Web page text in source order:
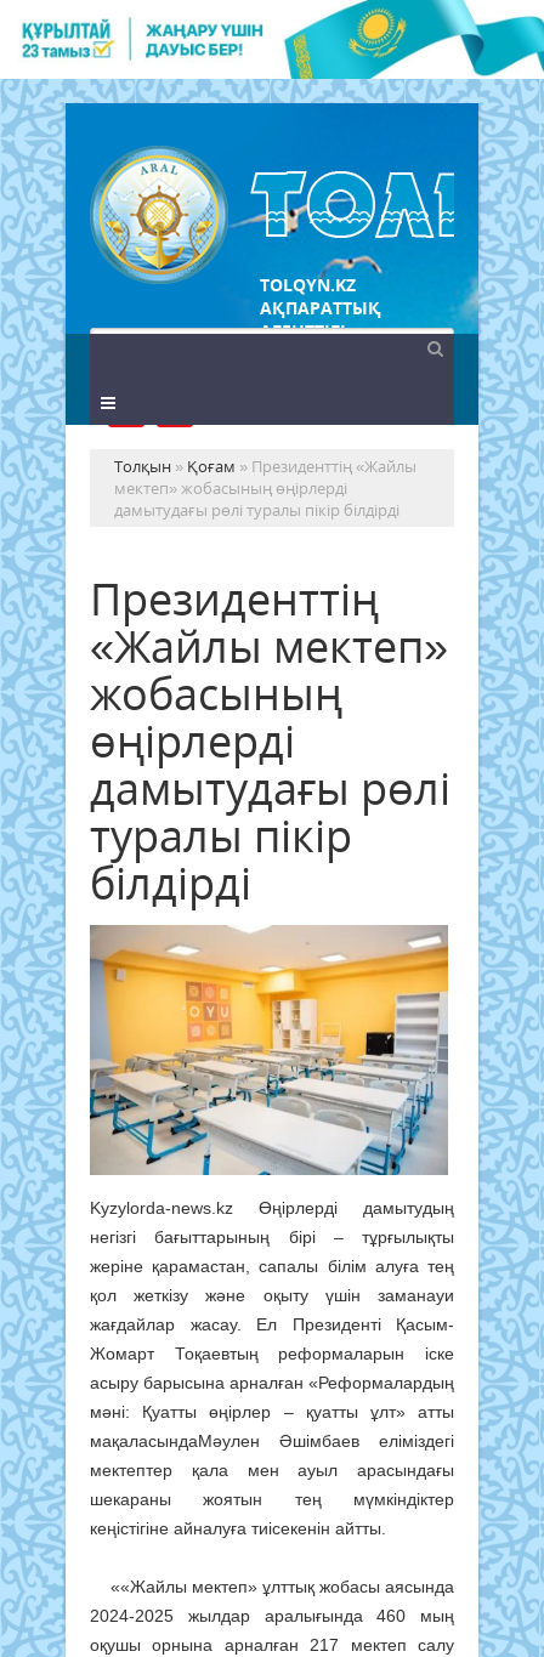
TOLQYN.KZ
АҚПАРАТТЫҚ
АГЕНТТІГІ
Толқын » Қоғам » Президенттің «Жайлы
мектеп» жобасының өңірлерді
дамытудағы рөлі туралы пікір білдірді
Президенттің
«Жайлы мектеп»
жобасының
өңірлерді
дамытудағы рөлі
туралы пікір
білдірді
Kyzylorda-news.kz Өңірлерді дамытудың
негізгі бағыттарының бірі – тұрғылықты
жеріне қарамастан, сапалы білім алуға тең
қол жеткізу және оқыту үшін заманауи
жағдайлар жасау. Ел Президенті Қасым-
Жомарт Тоқаевтың реформаларын іске
асыру барысына арналған «Реформалардың
мәні: Қуатты өңірлер – қуатты ұлт» атты
мақаласындаМәулен Әшімбаев еліміздегі
мектептер қала мен ауыл арасындағы
шекараны жоятын тең мүмкіндіктер
кеңістігіне айналуға тиісекенін айтты.
««Жайлы мектеп» ұлттық жобасы аясында
2024-2025 жылдар аралығында 460 мың
оқушы орнына арналған 217 мектеп салу